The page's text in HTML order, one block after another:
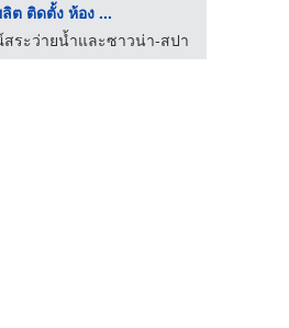
ต ติดตั้ง ห้อง ...
ระว่ายน้ำและซาวน่า-สปา